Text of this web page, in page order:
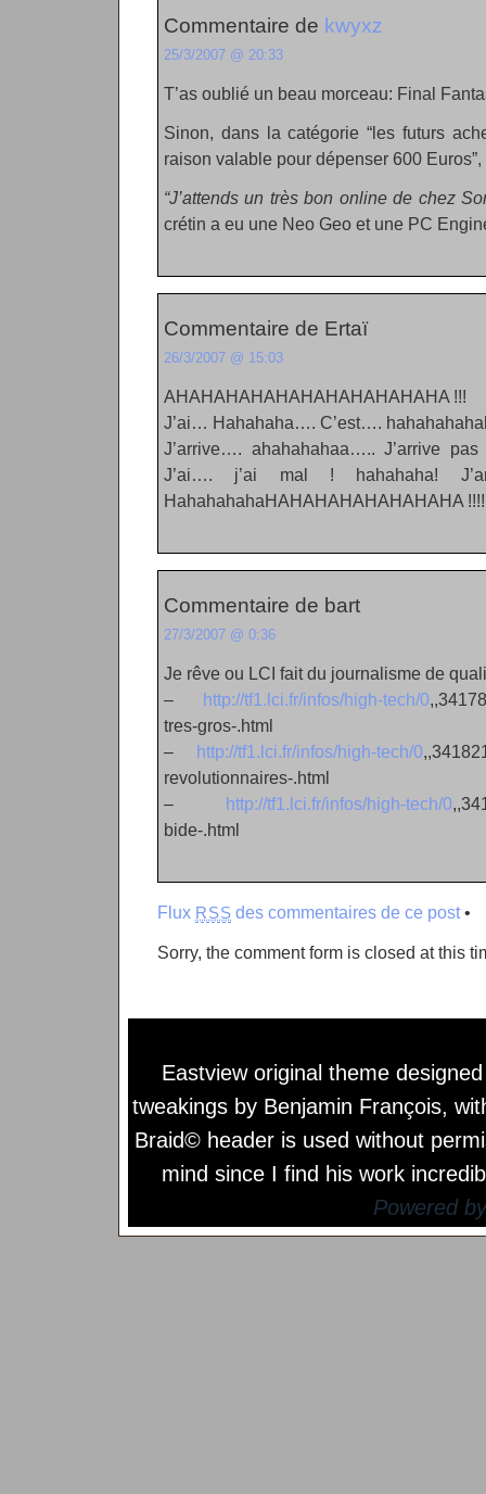
Commentaire de kwyxz
25/3/2007 @ 20:33
T’as oublié un beau morceau: Final
Sinon, dans la catégorie “les futurs
raison valable pour dépenser 600 Euros”,
“J’attends un très bon online de chez
crétin a eu une Neo Geo et une PC
Commentaire de Ertaï
26/3/2007 @ 15:03
AHAHAHAHAHAHAHAHAHAHAHA !!!
J’ai… Hahahaha…. C’est….
J’arrive…. ahahahahaa….. J’arrive
J’ai…. j’ai mal ! hahahaha!
HahahahahaHAHAHAHAHAHAHAHA !!!!
Commentaire de bart
27/3/2007 @ 0:36
Je rêve ou LCI fait du journalisme de
– http://tf1.lci.fr/infos/high-tech/0
tres-gros-.html
– http://tf1.lci.fr/infos/high-tech/0
revolutionnaires-.html
– http://tf1.lci.fr/infos/high-tech/0
bide-.html
Flux RSS des commentaires de ce post•
Sorry, the comment form is closed at this
Eastview original theme
tweakings by Benjamin François,
Braid© header is used without
mind since I find his work
Powered